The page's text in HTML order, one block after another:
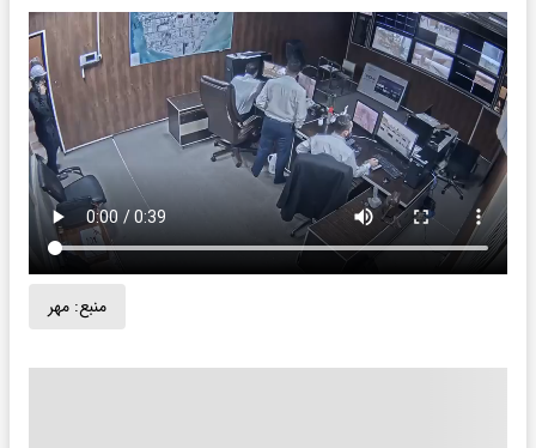
منبع: مهر